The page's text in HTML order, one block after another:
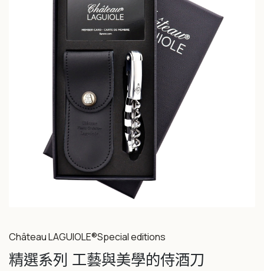
Château LAGUIOLE®Special editions
精選系列 工藝與美學的侍酒刀